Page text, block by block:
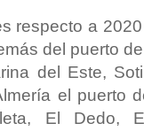
respecto a
del puerto
del Este,
el puerto
El Dedo,